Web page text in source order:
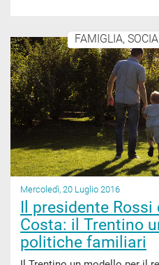
FAMIGLIA,
Mercoledì, 20 Luglio 2016
Il presidente
Costa: il Trentino
politiche familiari